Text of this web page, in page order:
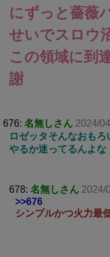
にずっと薔薇
せいでスロウ
この領域に到
謝
676: 名無しさん 2024/
ロゼッタそんなおもろ
やるか迷ってるんよな
678: 名無しさん 2024/
>>676
シンプルかつ火力最